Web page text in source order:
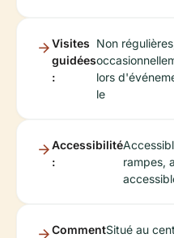
Visites
guidées
:
Non
lors
le
Accessibilité
:
rampes,
CommentSitué au